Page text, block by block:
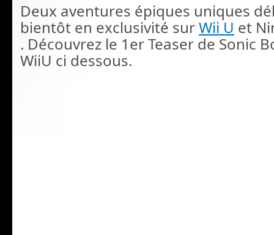
Deux aventures épiques uniques
bientôt en exclusivité surWii U et
. Découvrez le 1er Teaser de Sonic
WiiU ci dessous.